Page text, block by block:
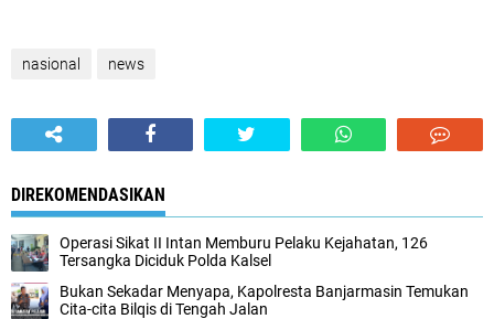
nasional news
DIREKOMENDASIKAN
Operasi Sikat II Intan Memburu Pelaku Kejahatan, 126
Tersangka Diciduk Polda Kalsel
Bukan Sekadar Menyapa, Kapolresta Banjarmasin Temukan
Cita-cita Bilqis di Tengah Jalan